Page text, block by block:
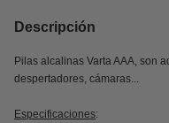
Descripción
Pilas alcalinas Varta AAA, son
despertadores, cámaras...
Especificaciones: